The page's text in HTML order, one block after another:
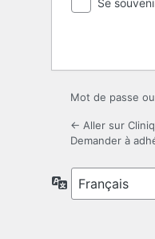
Se
Mot de passe
← Aller sur
Demander à
Langue